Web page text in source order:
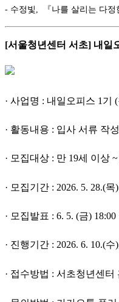
- 수정빛, 『 나를 살리는 다정
[서울청년센터 서초] 내일
· 사업명 : 내일오피스 1기
· 활동내용 : 입사 서류 작
· 모집대상 : 만 19세 이상
· 모집기간 : 2026. 5. 28.(목
· 모집발표 : 6. 5. (금)
· 진행기간 : 2026. 6. 10.(
· 접수방법 : 서초청년센